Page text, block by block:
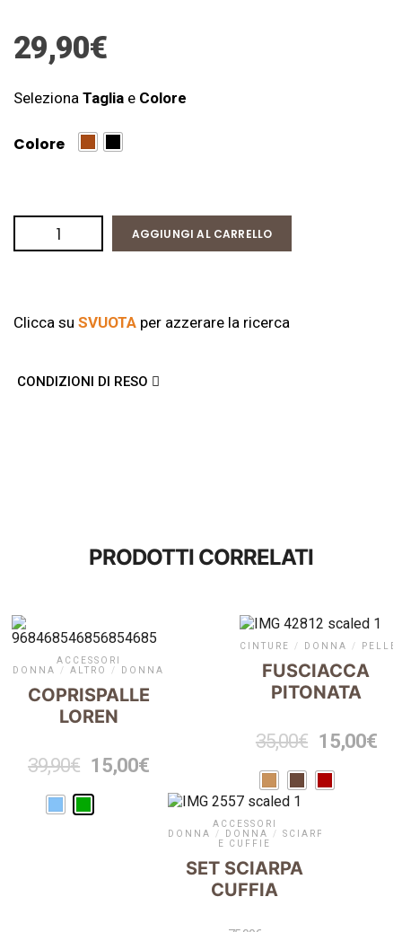
29,90€
Seleziona Taglia e Colore
Colore
AGGIUNGI AL CARRELLO
Clicca su SVUOTA per azzerare la ricerca
CONDIZIONI DI RESO
PRODOTTI CORRELATI
ACCESSORI
DONNA
/ ALTRO / DONNA
COPRISPALLE
LOREN
39,90€ 15,00€
CINTURE / DONNA /
FUSCIACCA
PITONATA
35,00€ 15,00€
ACCESSORI
DONNA
/ DONNA /
SCIARPE
E CUFFIE
SET SCIARPA
CUFFIA